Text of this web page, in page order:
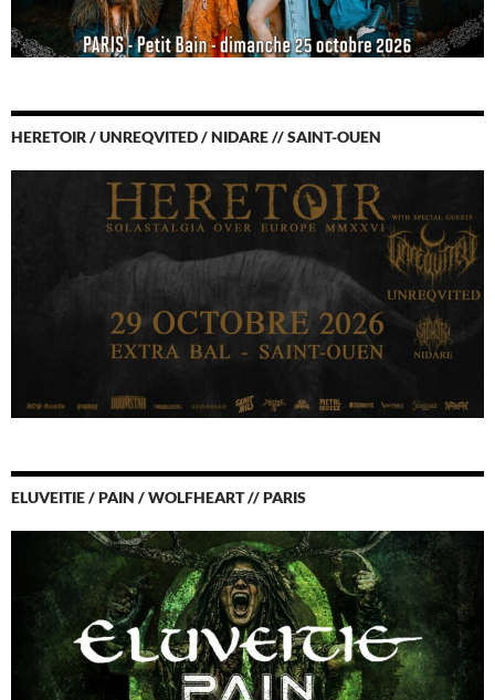
HERETOIR / UNREQVITED / NIDARE // SAINT-OUEN
ELUVEITIE / PAIN / WOLFHEART // PARIS